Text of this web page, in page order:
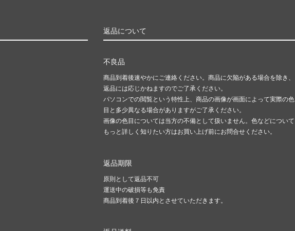
返品について
不良品
商品到着後速やかにご連絡ください。商品に欠陥がある場合を除き、
返品には応じかねますのでご了承ください。
パソコンでの閲覧という特性上、商品の画像が画面によって実際の色
目と多少異なる場合がありますがご了承ください。
画像の色目については当方の不備として扱いません。色などについて
もっと詳しく知りたい方はお買い上げ前にお問合せください。
返品期限
原則として返品不可
運送中の破損等も免責
商品到着後７日以内とさせていただきます。